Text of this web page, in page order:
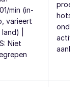
min (in-
varieert
|
Niet